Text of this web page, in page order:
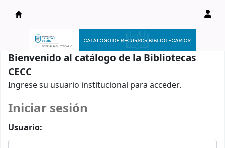
Catálogo en línea
Bienvenido al catálogo de la Bibliotecas
CECC
Ingrese su usuario institucional para acceder.
Iniciar sesión
Usuario: